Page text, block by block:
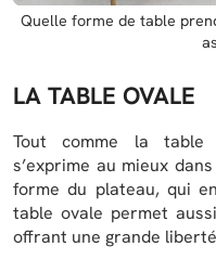
Quelle forme de table
LA TABLE OVALE
Tout comme la table
s’exprime au mieux
forme du plateau, qui
table ovale permet
offrant une grande